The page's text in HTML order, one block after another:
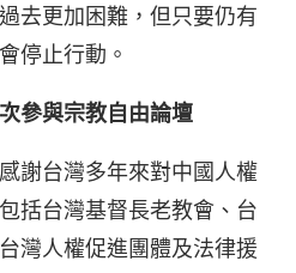
去更加困難，但只要仍有
停止行動。
參與宗教自由論壇
謝台灣多年來對中國人權
括台灣基督長老教會、台
灣人權促進團體及法律援